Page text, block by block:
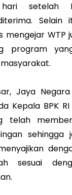
setelah
Selain
mengejar WTP
program
Jaya
Kepala BPK
telah
sehingga
sesuai